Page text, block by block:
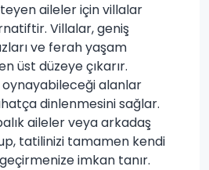
aileler için villalar
Villalar, geniş
ve ferah yaşam
üst düzeye çıkarır.
alanlar
dinlenmesini sağlar.
aileler veya arkadaş
tatilinizi tamamen kendi
imkan tanır.